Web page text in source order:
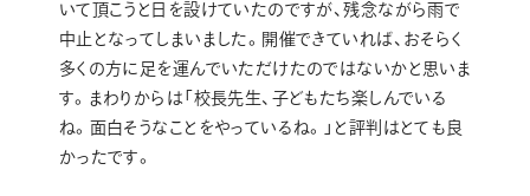
いて頂こうと日を設けていたのですが、残念ながら雨で
中止となってしまいました。開催できていれば、おそらく
多くの方に足を運んでいただけたのではないかと思いま
す。まわりからは「校長先生、子どもたち楽しんでいる
ね。面白そうなことをやっているね。」と評判はとても良
かったです。